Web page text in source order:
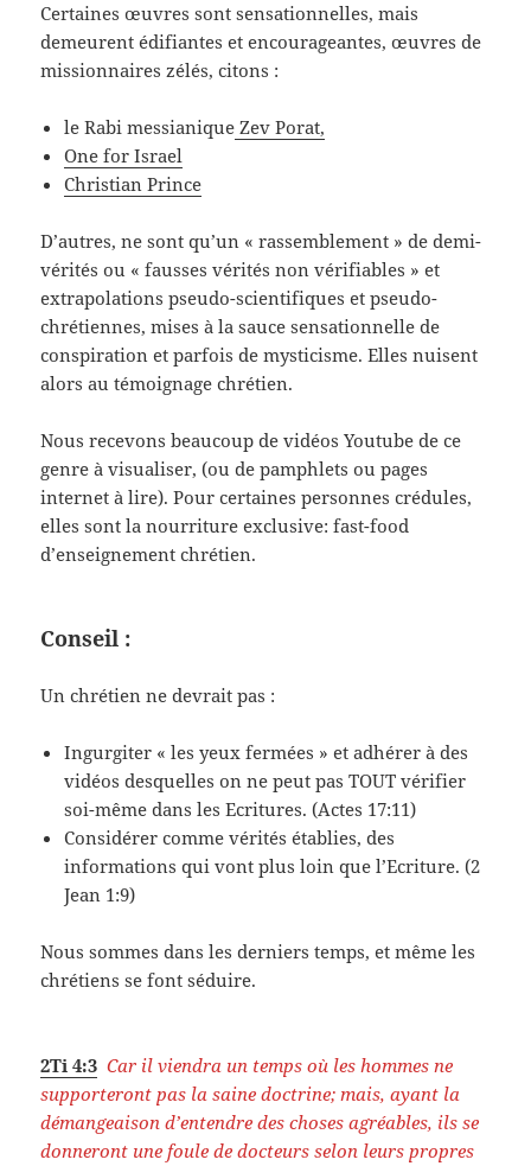
Certaines œuvres sont sensationnelles, mais
demeurent édifiantes et encourageantes, œuvres de
missionnaires zélés, citons :
le Rabi messianique Zev Porat,
One for Israel
Christian Prince
D’autres, ne sont qu’un « rassemblement » de demi-
vérités ou « fausses vérités non vérifiables » et
extrapolations pseudo-scientifiques et pseudo-
chrétiennes, mises à la sauce sensationnelle de
conspiration et parfois de mysticisme. Elles nuisent
alors au témoignage chrétien.
Nous recevons beaucoup de vidéos Youtube de ce
genre à visualiser, (ou de pamphlets ou pages
internet à lire). Pour certaines personnes crédules,
elles sont la nourriture exclusive: fast-food
d’enseignement chrétien.
Conseil :
Un chrétien ne devrait pas :
Ingurgiter « les yeux fermées » et adhérer à des
vidéos desquelles on ne peut pas TOUT vérifier
soi-même dans les Ecritures. (Actes 17:11)
Considérer comme vérités établies, des
informations qui vont plus loin que l’Ecriture. (2
Jean 1:9)
Nous sommes dans les derniers temps, et même les
chrétiens se font séduire.
2Ti 4:3 Car il viendra un temps où les hommes ne
supporteront pas la saine doctrine; mais, ayant la
démangeaison d’entendre des choses agréables, ils se
donneront une foule de docteurs selon leurs propres